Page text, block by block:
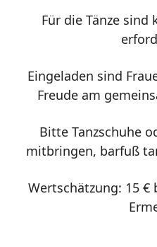
Für die Tänze sind
Eingeladen sind
Freude am
Bitte Tanzschuhe
mitbringen, barfuß
Wertschätzung: 15 €